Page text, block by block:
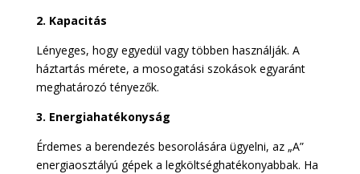
2. Kapacitás
Lényeges, hogy egyedül vagy többen használják. A
háztartás mérete, a mosogatási szokások egyaránt
meghatározó tényezők.
3. Energiahatékonyság
Érdemes a berendezés besorolására ügyelni, az „A”
energiaosztályú gépek a legköltséghatékonyabbak. Ha